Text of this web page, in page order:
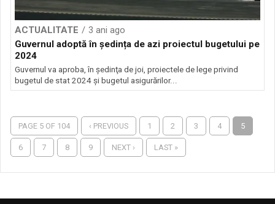
ACTUALITATE
3 ani ago
Guvernul adoptă în ședința de azi proiectul bugetului pe
2024
Guvernul va aproba, în şedinţa de joi, proiectele de lege privind
bugetul de stat 2024 şi bugetul asigurărilor...
PAGE 5 OF 104 ‹ PREVIOUS 1 2 3 4 5
6 7 8 9 NEXT › LAST »